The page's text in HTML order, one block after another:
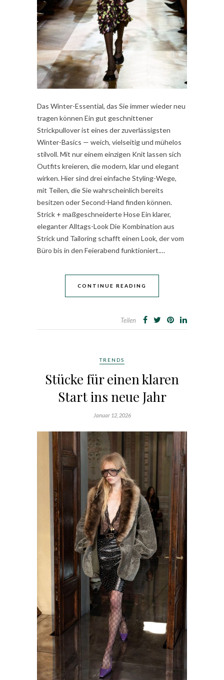
Das Winter-Essential, das Sie immer wieder neu
tragen können Ein gut geschnittener
Strickpullover ist eines der zuverlässigsten
Winter-Basics — weich, vielseitig und mühelos
stilvoll. Mit nur einem einzigen Knit lassen sich
Outfits kreieren, die modern, klar und elegant
wirken. Hier sind drei einfache Styling-Wege,
mit Teilen, die Sie wahrscheinlich bereits
besitzen oder Second-Hand finden können.
Strick + maßgeschneiderte Hose Ein klarer,
eleganter Alltags-Look Die Kombination aus
Strick und Tailoring schafft einen Look, der vom
Büro bis in den Feierabend funktioniert.…
CONTINUE READING
Teilen
TRENDS
Stücke für einen klaren
Start ins neue Jahr
Januar 12, 2026